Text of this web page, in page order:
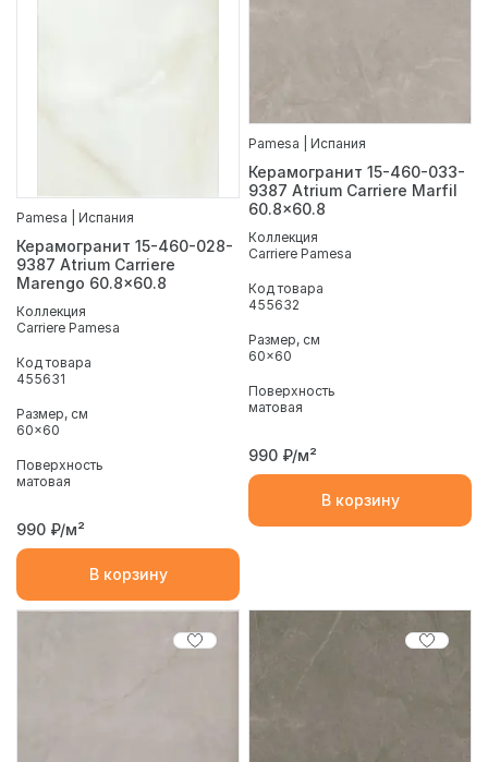
Pamesa | Испания
Керамогранит 15-460-028-
9387 Atrium Carriere
Marengo 60.8x60.8
Коллекция
Carriere Pamesa
Код товара
455631
Размер, см
60x60
Поверхность
матовая
990 ₽/м²
В корзину
Pamesa | Испания
Керамогранит 15-460-033-
9387 Atrium Carriere Marfil
60.8x60.8
Коллекция
Carriere Pamesa
Код товара
455632
Размер, см
60x60
Поверхность
матовая
990 ₽/м²
В корзину